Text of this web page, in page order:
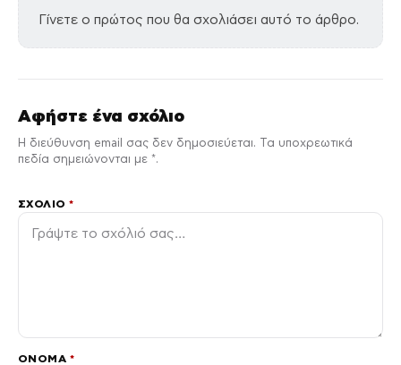
Γίνετε ο πρώτος που θα σχολιάσει αυτό το άρθρο.
Αφήστε ένα σχόλιο
Η διεύθυνση email σας δεν δημοσιεύεται. Τα υποχρεωτικά
πεδία σημειώνονται με *.
ΣΧΌΛΙΟ*
ΌΝΟΜΑ *